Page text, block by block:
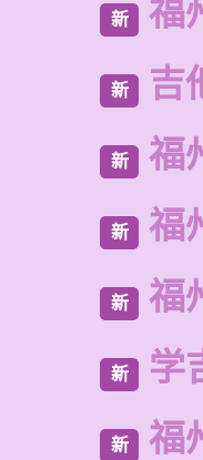
新 福
新 吉
新 福
新 福
新 福
新 学
新 福